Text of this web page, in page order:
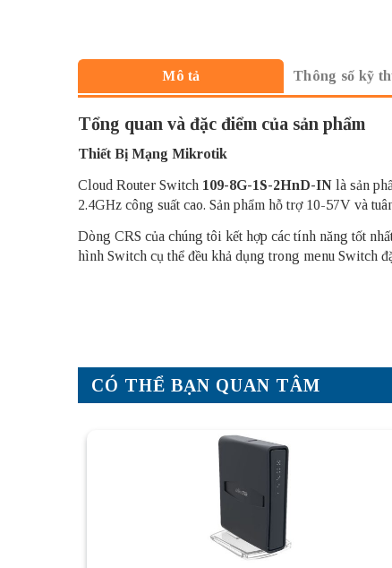
Mô tả Thông số kỹ
Tổng quan và đặc điểm của sản phẩm
Thiết Bị Mạng Mikrotik
Cloud Router Switch 109-8G-1S-2HnD-IN là sản
2.4GHz công suất cao. Sản phẩm hỗ trợ 10-57V và
Dòng CRS của chúng tôi kết hợp các tính năng tốt
hình Switch cụ thể đều khả dụng trong menu Switch
CÓ THỂ BẠN QUAN TÂM